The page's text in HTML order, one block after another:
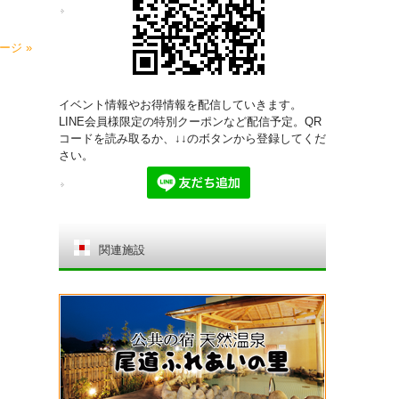
ジ »
イベント情報やお得情報を配信していきます。
LINE会員様限定の特別クーポンなど配信予定。QR
コードを読み取るか、↓↓のボタンから登録してくだ
さい。
関連施設